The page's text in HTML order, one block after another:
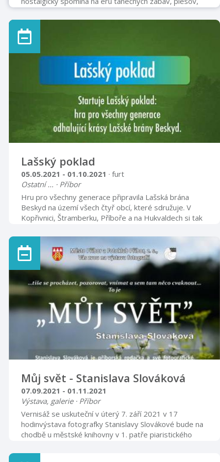
stužkových slávností, kde nesmela chýbať „živá
hudba“... Doba sa medzičasom zmenila, nastúpila doba
diskoték a od toho času väčšinu spoločenských udalostí
sprevádza reprodukovaná hudba.Tá istá nostalgia
priviedla v roku 2001 aj Petra Apolena – lídra hudobnej
skupiny BLACK BAND k vytvoreniu zoskupenia, ktoré
by oživilo éru tanečných orchestrov hrajúcic ...
Lašský poklad
05.05.2021 - 01.10.2021 · furt
Ostatní ... · Příbor
Hru pro všechny generace připravila Lašská brána
Beskyd na území všech čtyř obcí, které sdružuje. V
Kopřivnici, Štramberku, Příboře a na Hukvaldech si tak
outdoorovou zábavně-poznávací hru na osmi různých
trasách. “Rozhodli jsme se seznámit místní obyvatele a
turisty s krásami Lašské brány Beskyd. Zvolili jsme
takovou formu hry, která bude zajímavá pro všechny
generace. Můžou ji hrát jak děti s rodiči, tak mladé
páry, dospěláci i senioři. Námět pochází ...
Můj svět - Stanislava Slováková
07.09.2021 - 01.11.2021
Výstava, galerie · Příbor
Vernisáž se uskuteční v úterý 7. září 2021 v 17
hodinvýstava fotografky Stanislavy Slovákové bude na
chodbě u městské knihovny v 1. patře piaristického